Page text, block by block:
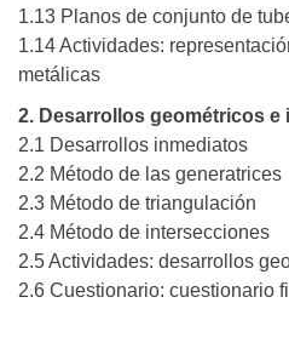
1.13 Planos de conjunto de
1.14 Actividades:
metálicas
2. Desarrollos geométricos e
2.1 Desarrollos inmediatos
2.2 Método de las generatrices
2.3 Método de triangulación
2.4 Método de intersecciones
2.5 Actividades: desarrollos
2.6 Cuestionario: cuestionario